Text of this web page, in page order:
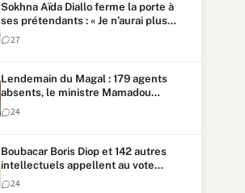
Sokhna Aïda Diallo ferme la porte à
ses prétendants : « Je n’aurai plus
jamais un autre mari »
27
Lendemain du Magal : 179 agents
absents, le ministre Mamadou
Lamine Dianté exige des explications
24
Boubacar Boris Diop et 142 autres
intellectuels appellent au vote
urgent de la révision
24